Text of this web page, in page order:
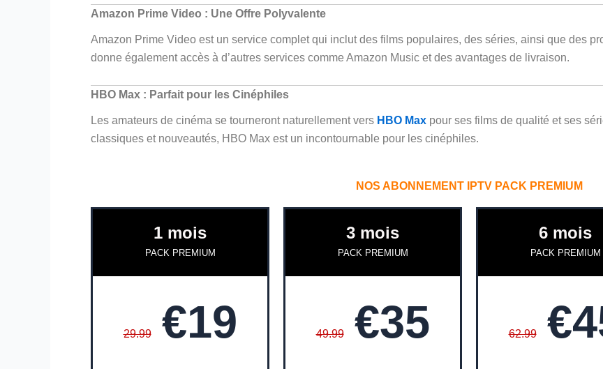
Amazon Prime Video : Une Offre Polyvalente
Amazon Prime Video est un service complet qui inclut des films populaires, des séries, ainsi que des
donne également accès à d’autres services comme Amazon Music et des avantages de livraison.
HBO Max : Parfait pour les Cinéphiles
Les amateurs de cinéma se tourneront naturellement vers HBO Max pour ses films de qualité et ses
classiques et nouveautés, HBO Max est un incontournable pour les cinéphiles.
NOS ABONNEMENT IPTV PACK PREMIUM
1 mois
PACK PREMIUM
29.99 €19
3 mois
PACK PREMIUM
49.99 €35
6 mois
PACK PREMIUM
62.99